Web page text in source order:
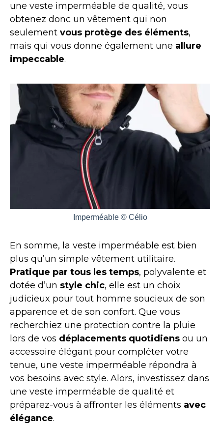
une veste imperméable de qualité, vous
obtenez donc un vêtement qui non
seulement vous protège des éléments,
mais qui vous donne également une allure
impeccable.
Imperméable © Célio
En somme, la veste imperméable est bien
plus qu’un simple vêtement utilitaire.
Pratique par tous les temps, polyvalente et
dotée d’un style chic, elle est un choix
judicieux pour tout homme soucieux de son
apparence et de son confort. Que vous
recherchiez une protection contre la pluie
lors de vos déplacements quotidiens ou un
accessoire élégant pour compléter votre
tenue, une veste imperméable répondra à
vos besoins avec style. Alors, investissez dans
une veste imperméable de qualité et
préparez-vous à affronter les éléments avec
élégance.